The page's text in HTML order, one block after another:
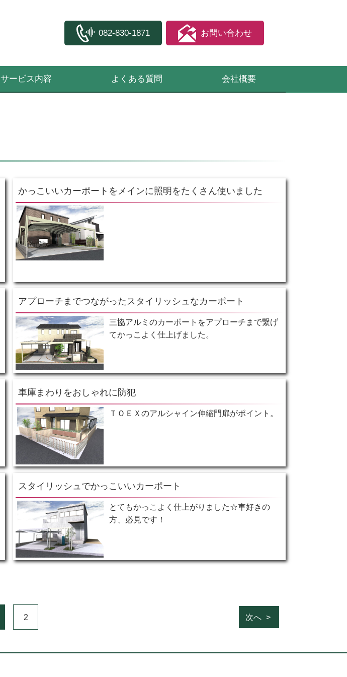
082-830-1871 お問い合わせ
サービス内容 よくある質問 会社概要
かっこいいカーポートをメインに照明をたくさん使いました
アプローチまでつながったスタイリッシュなカーポート
三協アルミのカーポートをアプローチまで繋げ
てかっこよく仕上げました。
車庫まわりをおしゃれに防犯
ＴＯＥＸのアルシャイン伸縮門扉がポイント。
スタイリッシュでかっこいいカーポート
とてもかっこよく仕上がりました☆車好きの
方、必見です！
2 次へ